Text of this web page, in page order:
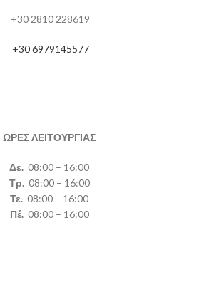
+30 2810 228619
+30 6979145577
ΩΡΕΣ ΛΕΙΤΟΥΡΓΙΑΣ
Δε. 08:00 – 16:00
Τρ. 08:00 – 16:00
Τε. 08:00 – 16:00
Πέ.08:00 – 16:00